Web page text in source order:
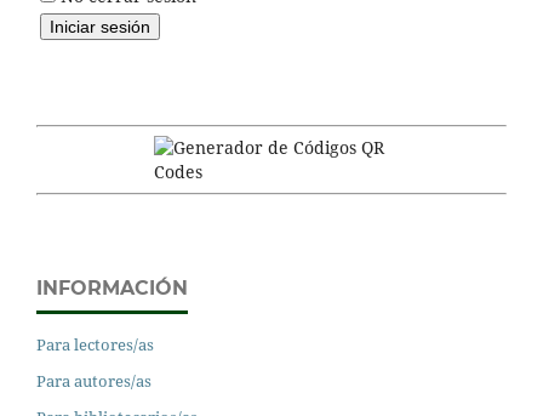
INFORMACIÓN
Para lectores/as
Para autores/as